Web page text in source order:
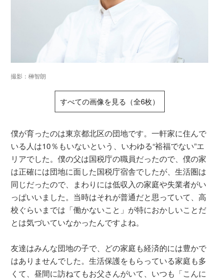
撮影：榊智朗
すべての画像を見る（全6枚）
僕が育ったのは東京都北区の団地です。一軒家に住んで
いる人は10％もいないという、いわゆる“裕福でない”エ
リアでした。僕の父は国税庁の職員だったので、僕の家
は正確には団地に面した国税庁宿舎でしたが、生活圏は
同じだったので、まわりには低収入の家庭や失業者がい
っぱいいました。当時はそれが普通だと思っていて、高
校ぐらいまでは「働かないこと」が特におかしいことだ
とは気づいていなかったんですよね。
友達はみんな団地の子で、どの家庭も経済的には豊かで
はありませんでした。生活保護をもらっている家庭も多
くて、昼間に訪ねてもお父さんがいて、いつも「こんに